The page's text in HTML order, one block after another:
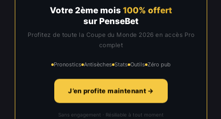
Votre 2ème mois 100% offert
sur PenseBet
Profitez de toute la Coupe du Monde 2026 en accès Pro
complet
Pronostics Antisèches Stats Outils Zéro pub
J’en profite maintenant →
Sans engagement · Résiliable à tout moment